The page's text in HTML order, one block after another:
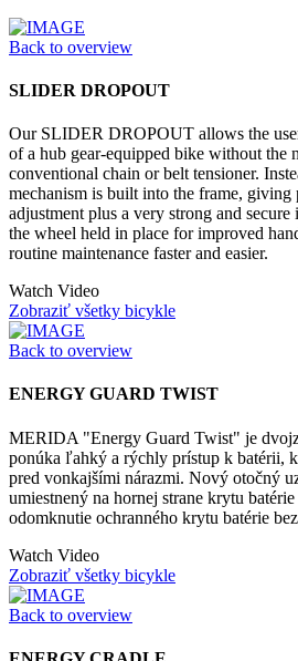
Back to overview
SLIDER DROPOUT
Our SLIDER DROPOUT allows the
of a hub gear-equipped bike without the
conventional chain or belt tensioner.
mechanism is built into the frame,
adjustment plus a very strong and secure
the wheel held in place for improved
routine maintenance faster and easier.
Watch Video
Zobraziť všetky bicykle
Back to overview
ENERGY GUARD TWIST
MERIDA "Energy Guard Twist" je
ponúka ľahký a rýchly prístup k batérii,
pred vonkajšími nárazmi. Nový otočný
umiestnený na hornej strane krytu
odomknutie ochranného krytu batérie
Watch Video
Zobraziť všetky bicykle
Back to overview